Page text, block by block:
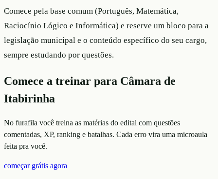
Comece pela base comum (Português, Matemática,
Raciocínio Lógico e Informática) e reserve um bloco para a
legislação municipal e o conteúdo específico do seu cargo,
sempre estudando por questões.
Comece a treinar para Câmara de
Itabirinha
No furafila você treina as matérias do edital com questões
comentadas, XP, ranking e batalhas. Cada erro vira uma microaula
feita pra você.
começar grátis agora